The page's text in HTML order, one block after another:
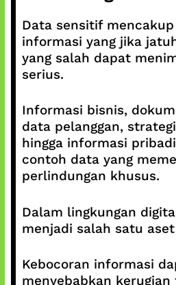
Data sensitif
informasi yang jika
yang salah dapat
serius.
Informasi bisnis,
data pelanggan,
hingga informasi
contoh data yang
perlindungan khusus.
Dalam lingkungan
menjadi salah satu
Kebocoran informasi
menyebabkan